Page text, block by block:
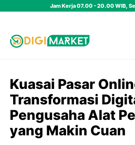
Jam Kerja 07.00 - 20.00 WIB,
Kuasai Pasar
Transformasi
Pengusaha Alat
yang Makin Cuan